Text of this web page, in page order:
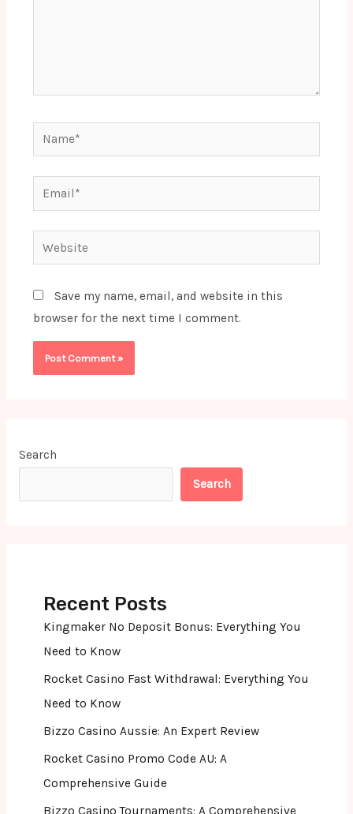
Name*
Email*
Website
Save my name, email, and website in this
browser for the next time I comment.
Search
Search
Recent Posts
Kingmaker No Deposit Bonus: Everything You
Need to Know
Rocket Casino Fast Withdrawal: Everything You
Need to Know
Bizzo Casino Aussie: An Expert Review
Rocket Casino Promo Code AU: A
Comprehensive Guide
Bizzo Casino Tournaments: A Comprehensive